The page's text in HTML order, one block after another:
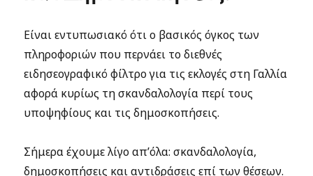
Είναι εντυπωσιακό ότι ο βασικός όγκος των
πληροφοριών που περνάει το διεθνές
ειδησεογραφικό φίλτρο για τις εκλογές στη Γαλλία
αφορά κυρίως τη σκανδαλολογία περί τους
υποψηφίους και τις δημοσκοπήσεις.
Σήμερα έχουμε λίγο απ’όλα: σκανδαλολογία,
δημοσκοπήσεις και αντιδράσεις επί των θέσεων.